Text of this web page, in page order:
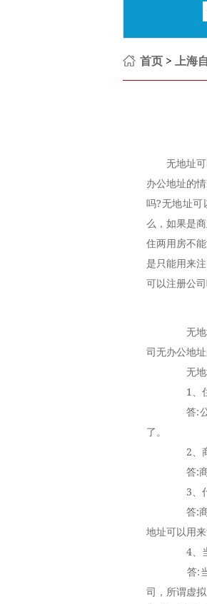
首页 > 上海
无地址
办公地址的
吗?无地址
么，如果是
住两用房不
是只能用来
可以注册公司
无地址
司无办公地
无地
1、住
答:公
了。
2、商
答:商
3、什
答:商
地址可以用
4、当
答:当
司，所谓虚